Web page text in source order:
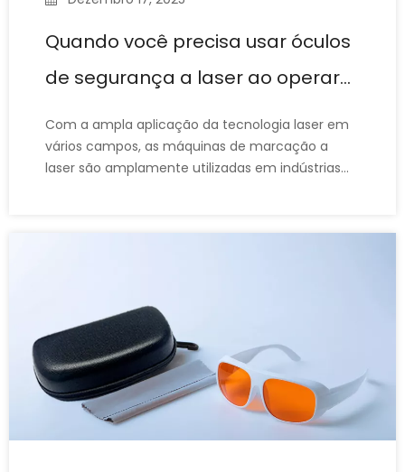
Quando você precisa usar óculos
de segurança a laser ao operar
uma máquina de marcação a
laser?
Com a ampla aplicação da tecnologia laser em
vários campos, as máquinas de marcação a
laser são amplamente utilizadas em indústrias
e eficiência os tornam ideais para gravar, gravar